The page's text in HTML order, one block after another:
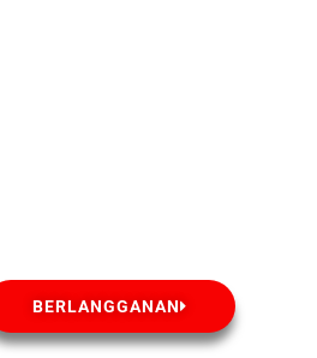
BERLANGGANAN